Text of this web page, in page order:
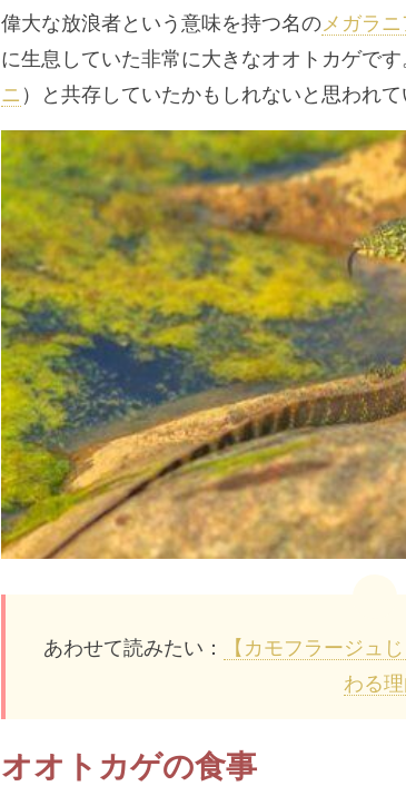
偉大な放浪者という意味を持つ名のメガラニ
に生息していた非常に大きなオオトカゲで
ニ ）と共存していたかもしれないと思われて
あわせて読みたい：
【カモフラージュ
わる
オオトカゲの食事